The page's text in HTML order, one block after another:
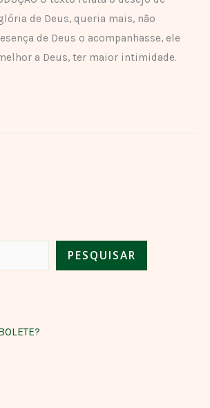
de Deus, queria mais, não
de Deus o acompanhasse, ele
a Deus, ter maior intimidade.
PESQUISAR